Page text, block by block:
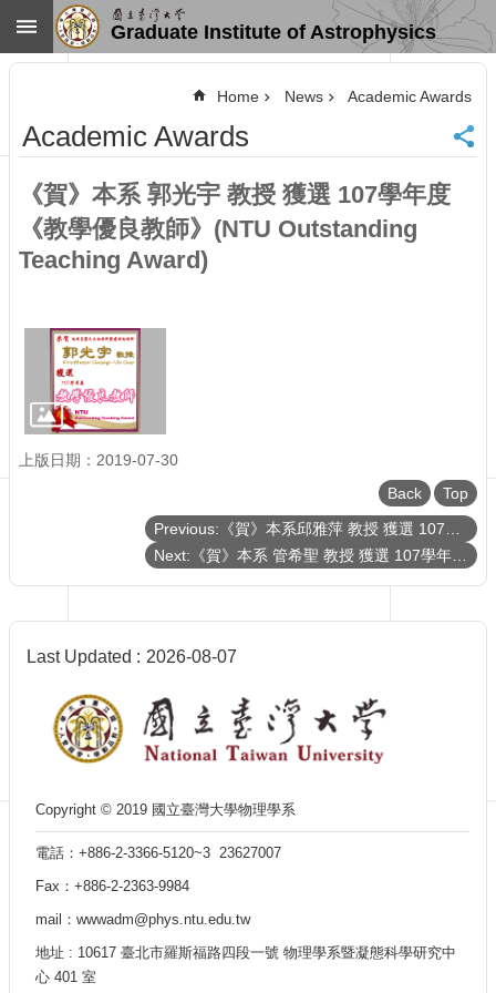
Skip to main content
Home
NTU
Contact
US
Chinese
Faculty&Staff
Curriculum
Student
Affairs
Graduate Institute of Astrophysics
Home News Academic Awards
Academic Awards
《賀》本系 郭光宇 教授 獲選 107學年度
《教學優良教師》(NTU Outstanding
Teaching Award)
上版日期：2019-07-30
Back
Top
Last Updated 2026-08-07
Copyright © 2019 國立臺灣大學物理學系
電話：+886-2-3366-5120~3 23627007
Fax：+886-2-2363-9984
mail：wwwadm@phys.ntu.edu.tw
地址 : 10617 臺北市羅斯福路四段一號 物理學系暨凝態科學研究中
心 401 室